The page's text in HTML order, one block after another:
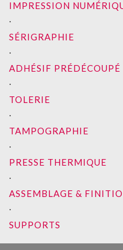
IMPRESSION
∙
SÉRIGRAPHIE
∙
ADHÉSIF PRÉDÉCOUPÉ
∙
TOLERIE
∙
TAMPOGRAPHIE
∙
PRESSE THERMIQUE
∙
ASSEMBLAGE &
∙
SUPPORTS